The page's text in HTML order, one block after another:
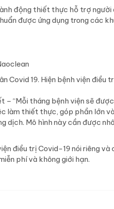
động thiết thực hỗ trợ người
được ứng dụng trong các
Covid 19. Hiện bệnh viện điều
– “Mỗi tháng bệnh viện sẽ được
làm thiết thực, góp phần lớn
dịch. Mô hình này cần được
điều trị Covid-19 nói riêng và
phí và không giới hạn.